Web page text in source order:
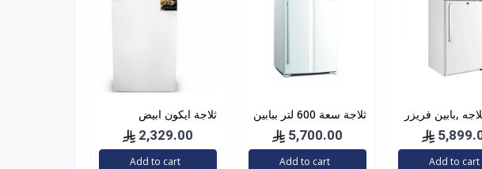
,بابين فريزر
Add to cart
ثلاجة سعة 600 لتر ببابين
V805PS1KV TWH
5,700.00
Add to cart
ثلاجة ايكون ابيض
2,329.00
Add to cart